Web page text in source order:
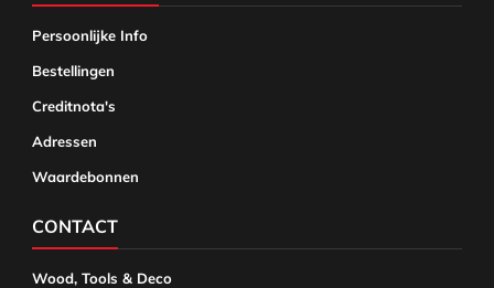
Persoonlijke Info
Bestellingen
Creditnota's
Adressen
Waardebonnen
CONTACT
Wood, Tools & Deco